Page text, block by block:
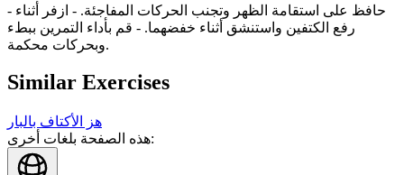
- حافظ على استقامة الظهر وتجنب الحركات المفاجئة. - ازفر أثناء
رفع الكتفين واستنشق أثناء خفضهما. - قم بأداء التمرين ببطء
وبحركات محكمة.
Similar Exercises
هز الأكتاف بالبار
هذه الصفحة بلغات أخرى: